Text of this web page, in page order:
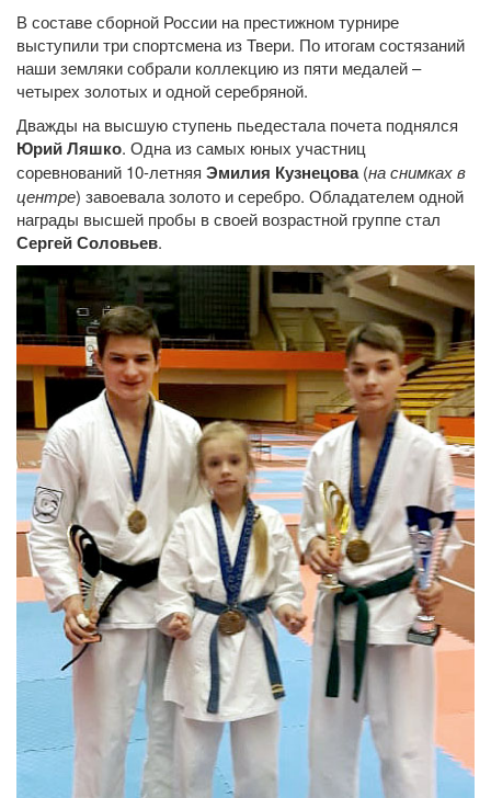
В составе сборной России на престижном турнире
выступили три спортсмена из Твери. По итогам состязаний
наши земляки собрали коллекцию из пяти медалей –
четырех золотых и одной серебряной.
Дважды на высшую ступень пьедестала почета поднялся
Юрий Ляшко. Одна из самых юных участниц
соревнований 10-летняя Эмилия Кузнецова(на снимках в
центре) завоевала золото и серебро. Обладателем одной
награды высшей пробы в своей возрастной группе стал
Сергей Соловьев.